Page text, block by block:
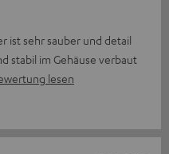
ist sehr sauber und detail
stabil im Gehäuse verbaut
lesen